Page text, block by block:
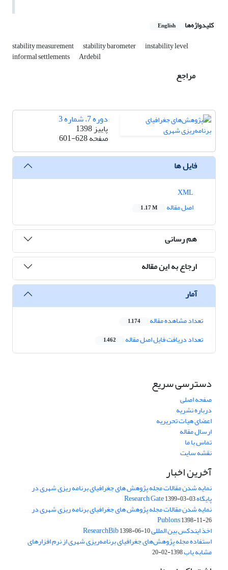
کلیدواژه‌ها English
stability measurement stability barometer instability level
informal settlements Ardebil
مراجع
دوره 7، شماره 3
پاییز 1398
صفحه601-628
فایل ها
اصل مقاله
1.17 M
هم رسانی
ارجاع به این مقاله
آمار
تعداد مشاهده مقاله 1,174
تعداد دریافت فایل اصل مقاله 1,462
دسترسی سریع
صفحه اصلی
درباره نشریه
اعضای هیات تحریریه
ارسال مقاله
تماس با ما
نقشه سایت
آخرین اخبار
نمایه شدن مقالات مجله پژوهش های جغرافیای برنامه ریزی شهری در
پایگاه Research Gate1399-03-03
نمایه شدن مقالات مجله پژوهش های جغرافیای برنامه ریزی شهری در
Publons1398-11-26
اخذ ایندکس بین المللی ResearchBib1398-06-10
استفاده مجله پژوهش‌های جغرافیای برنامه‌ریزی شهری از نرم افزارهای
مشابه یاب1398-02-20